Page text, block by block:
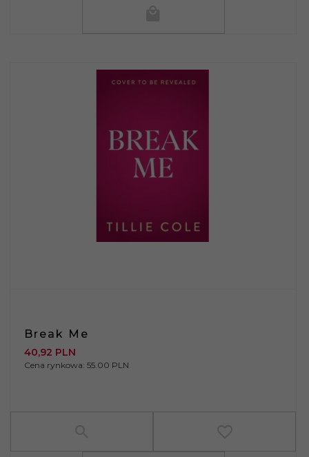
Break Me
40,92 PLN
Cena rynkowa: 55.00 PLN